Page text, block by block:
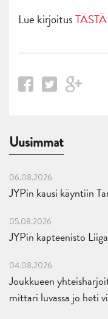
Lue kirjoitusTÄSTÄ
Uusimmat
06.08.2026
JYPin kausi käyntiin
05.08.2026
JYPin kapteenisto
04.08.2026
Joukkueen
mittari luvassa jo heti